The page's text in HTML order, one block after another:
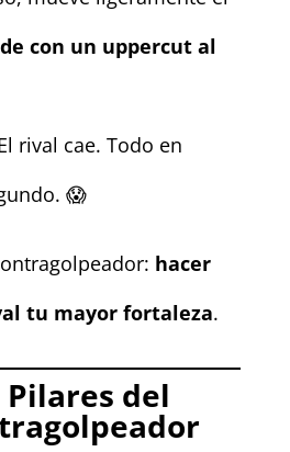
con un uppercut al
rival cae. Todo en
😱
hacer
tu mayor fortaleza.
Pilares del